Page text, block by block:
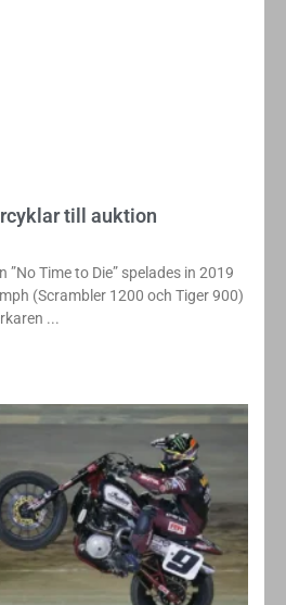
till auktion
”No Time to Die” spelades in 2019
(Scrambler 1200 och Tiger 900)